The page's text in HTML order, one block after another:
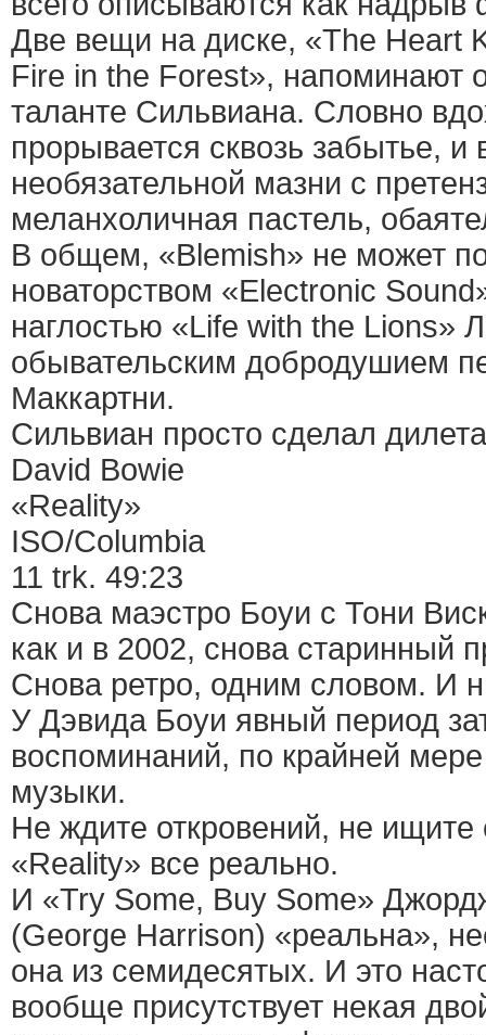
Две вещи на диске, «The Heart
Fire in the Forest», напоминают
таланте Сильвиана. Словно
прорывается сквозь забытье, и
необязательной мазни с
меланхоличная пастель,
В общем, «Blemish» не может
новаторством «Electronic
наглостью «Life with the Lions»
обывательским добродушием
Маккартни.
Сильвиан просто сделал
David Bowie
«Reality»
ISO/Columbia
11 trk. 49:23
Снова маэстро Боуи с Тони
как и в 2002, снова старинный
Снова ретро, одним словом. И
У Дэвида Боуи явный период
воспоминаний, по крайней
музыки.
Не ждите откровений, не
«Reality» все реально.
И «Try Some, Buy Some»
(George Harrison) «реальна»,
она из семидесятых. И это
вообще присутствует некая